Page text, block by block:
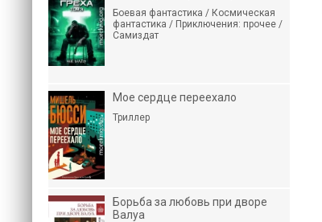
Боевая фантастика / Космическая
фантастика / Приключения: прочее /
Самиздат
Мое сердце переехало
Триллер
Борьба за любовь при дворе
Валуа